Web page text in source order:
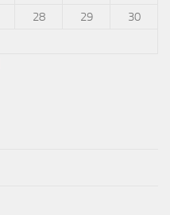
28 29
30